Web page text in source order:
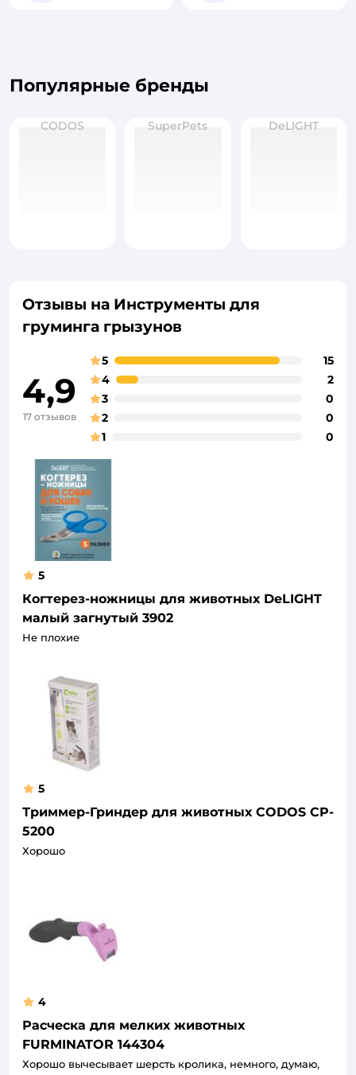
Популярные бренды
CODOS SuperPets DeLIGHT
Отзывы на Инструменты для
груминга грызунов
4,9
17 отзывов
5
15
4
2
3
0
2
0
1
0
5
Когтерез-ножницы для животных DeLIGHT
малый загнутый 3902
Не плохие
5
Триммер-Гриндер для животных CODOS CP-
5200
Хорошо
4
Расческа для мелких животных
FURMINATOR 144304
Хорошо вычесывает шерсть кролика, немного, думаю,